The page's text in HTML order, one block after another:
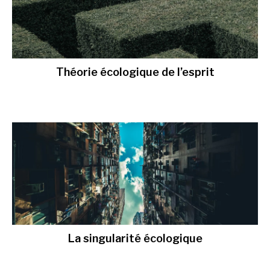
Théorie écologique de l’esprit
La singularité écologique